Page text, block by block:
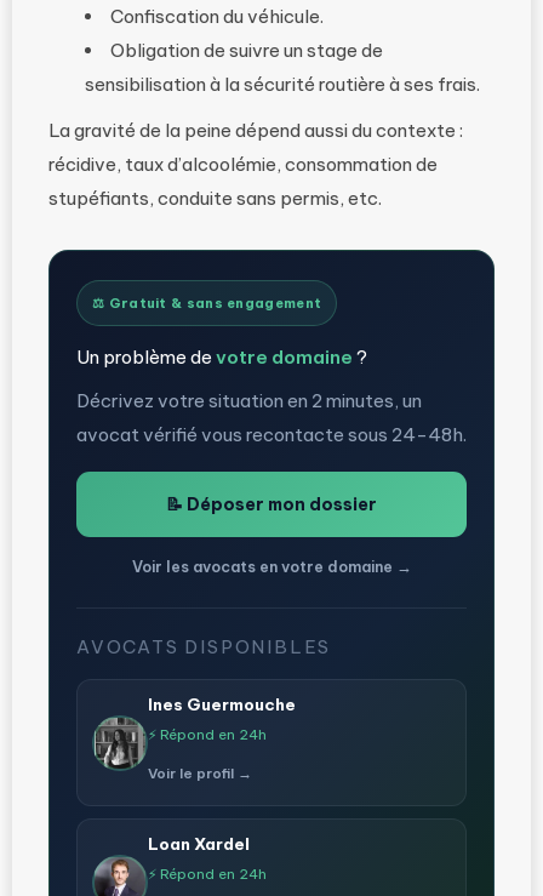
Confiscation du véhicule.
Obligation de suivre un stage de
sensibilisation à la sécurité routière à ses frais.
La gravité de la peine dépend aussi du contexte :
récidive, taux d’alcoolémie, consommation de
stupéfiants, conduite sans permis, etc.
⚖️ Gratuit & sans engagement
Un problème de votre domaine ?
Décrivez votre situation en 2 minutes, un
avocat vérifié vous recontacte sous 24-48h.
📝 Déposer mon dossier
Voir les avocats en votre domaine →
AVOCATS DISPONIBLES
Ines Guermouche
⚡ Répond en 24h
Voir le profil →
Loan Xardel
⚡ Répond en 24h